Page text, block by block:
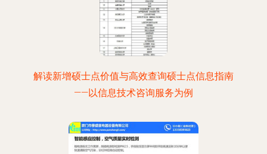
解读新增硕士点价值与高效查询硕士点信息指南
——以信息技术咨询服务为例